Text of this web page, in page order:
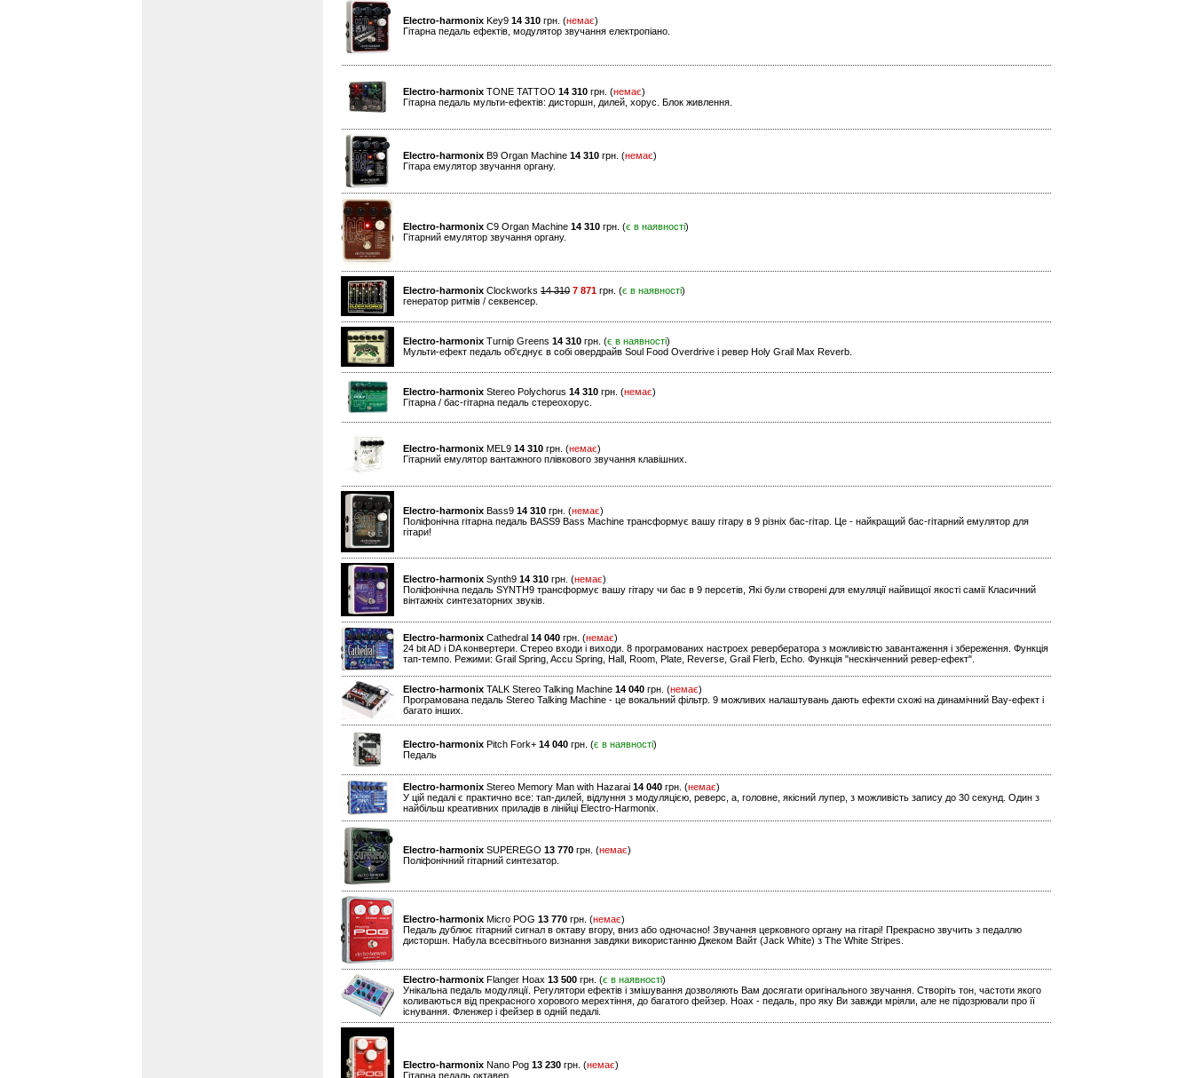
Electro-harmonix Key9 14 310 грн. (немає)
Гітарна педаль ефектів, модулятор звучання електропіано.
Electro-harmonix TONE TATTOO 14 310 грн. (немає)
Гітарна педаль мульти-ефектів: дисторшн, дилей, хорус. Блок живлення.
Electro-harmonix B9 Organ Machine 14 310 грн. (немає)
Гітара емулятор звучання органу.
Electro-harmonix C9 Organ Machine 14 310 грн. (є в наявності)
Гітарний емулятор звучання органу.
Electro-harmonix Clockworks 14 310 7 871 грн. (є в наявності)
генератор ритмів / секвенсер.
Electro-harmonix Turnip Greens 14 310 грн. (є в наявності)
Мульти-ефект педаль об'єднує в собі овердрайв Soul Food Overdrive і ревер Holy Grail Max Reverb.
Electro-harmonix Stereo Polychorus 14 310 грн. (немає)
Гітарна / бас-гітарна педаль стереохорус.
Electro-harmonix MEL9 14 310 грн. (немає)
Гітарний емулятор вантажного плівкового звучання клавішних.
Electro-harmonix Bass9 14 310 грн. (немає)
Поліфонічна гітарна педаль BASS9 Bass Machine трансформує вашу гітару в 9 різніх бас-гітар. Це - найкращий бас-гітарний емулятор для
гітари!
Electro-harmonix Synth9 14 310 грн. (немає)
Поліфонічна педаль SYNTH9 трансформує вашу гітару чи бас в 9 персетів, Які були створені для емуляції найвищої якості самії Класичний
вінтажніх синтезаторних звуків.
Electro-harmonix Cathedral 14 040 грн. (немає)
24 bit AD і DA конвертери. Стерео входи і виходи. 8 програмованих настроех ревербератора з можливістю завантаження і збереження. Функція
тап-темпо. Режими: Grail Spring, Accu Spring, Hall, Room, Plate, Reverse, Grail Flerb, Echo. Функція "нескінченний ревер-ефект".
Electro-harmonix TALK Stereo Talking Machine 14 040 грн. (немає)
Програмована педаль Stereo Talking Machine - це вокальний фільтр. 9 можливих налаштувань дають ефекти схожі на динамічний Вау-ефект і
багато інших.
Electro-harmonix Pitch Fork+ 14 040 грн. (є в наявності)
Педаль
Electro-harmonix Stereo Memory Man with Hazarai 14 040 грн. (немає)
У цій педалі є практично все: тап-дилей, відлуння з модуляцією, реверс, а, головне, якісний лупер, з можливість запису до 30 секунд. Один з
найбільш креативних приладів в лінійці Electro-Harmonix.
Electro-harmonix SUPEREGO 13 770 грн. (немає)
Поліфонічний гітарний синтезатор.
Electro-harmonix Micro POG 13 770 грн. (немає)
Педаль дублює гітарний сигнал в октаву вгору, вниз або одночасно! Звучання церковного органу на гітарі! Прекрасно звучить з педаллю
дисторшн. Набула всесвітнього визнання завдяки використанню Джеком Вайт (Jack White) з The White Stripes.
Electro-harmonix Flanger Hoax 13 500 грн. (є в наявності)
Унікальна педаль модуляції. Регулятори ефектів і змішування дозволяють Вам досягати оригінального звучання. Створіть тон, частоти якого
коливаються від прекрасного хорового мерехтіння, до багатого фейзер. Hoax - педаль, про яку Ви завжди мріяли, але не підозрювали про її
існування. Фленжер і фейзер в одній педалі.
Electro-harmonix Nano Pog 13 230 грн. (немає)
Гітарна педаль октавер.